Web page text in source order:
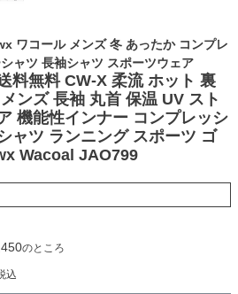
ワコール メンズ 冬 あったか コンプレ
ャツ 長袖シャツ スポーツウェア
料無料 CW-X 柔流 ホット 裏
ンズ 長袖 丸首 保温 UV スト
機能性インナー コンプレッシ
ャツ ランニング スポーツ ゴ
Wacoal JAO799
のところ
込